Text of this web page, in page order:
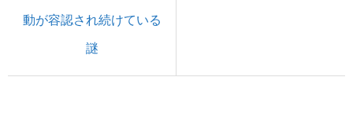
動が容認され続けている
謎